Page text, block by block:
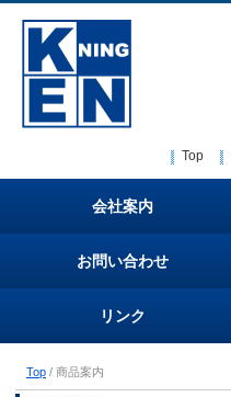
Top
会社案内
お問い合わせ
リンク
Top / 商品案内